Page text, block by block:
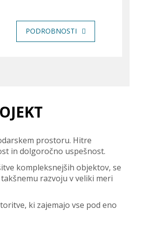
PODROBNOSTI
prostoru. Hitre
in dolgoročno uspešnost.
kompleksnejših objektov, se
razvoju v veliki meri
ki zajemajo vse pod eno